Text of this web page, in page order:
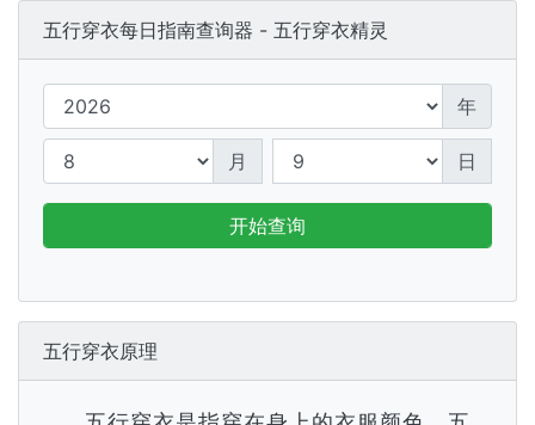
五行穿衣每日指南查询器 - 五行穿衣精灵
年
月 日
开始查询
五行穿衣原理